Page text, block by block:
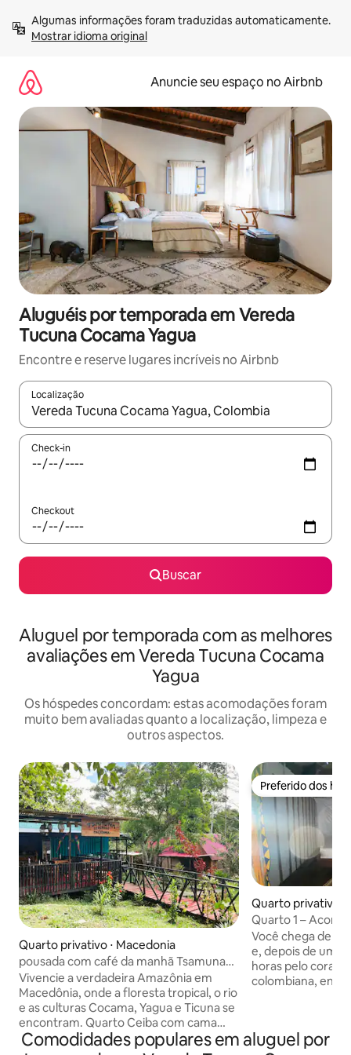
para
Mostrar idioma original
Anuncie seu espaço no Airbnb
Aluguéis por temporada em Vereda
Tucuna Cocama Yagua
Encontre e reserve lugares incríveis no Airbnb
Localização
Quando os resultados estiverem disponíveis, explore-os
Check-in
Checkout
Buscar
Aluguel por temporada com as melhores
avaliações em Vereda Tucuna Cocama
Yagua
Os hóspedes concordam: estas acomodações foram
muito bem avaliadas quanto a localização, limpeza e
outros aspectos.
Quarto privativo ⋅ Macedonia
pousada com café da manhã Tsamuna
Ecolodge, Macedônia
Vivencie a verdadeira Amazônia em
Macedônia, onde a floresta tropical, o rio
e as culturas Cocama, Yagua e Ticuna se
encontram. Quarto Ceiba com cama
queen size, mosquiteiro, ventilador e
Preferido dos
Preferido dos
Quarto privativo ⋅
de Amacayacu
Quarto 1 –
Amacayacu,
Você chega de
e, depois de uma
horas pelo
colombiana,
natureza,
Comodidades populares em aluguel por